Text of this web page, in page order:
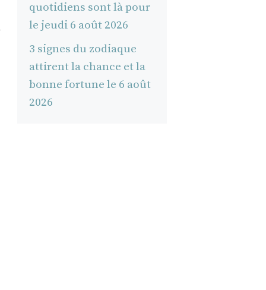
quotidiens sont là pour
le jeudi 6 août 2026
3 signes du zodiaque
attirent la chance et la
bonne fortune le 6 août
2026